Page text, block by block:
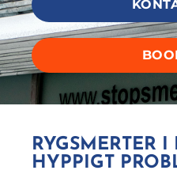
RYGSMERTER
HYPPIGT